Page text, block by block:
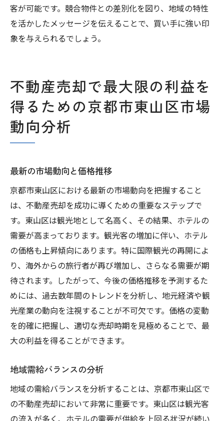
客が可能です。競合物件との差別化を図り、地域の特性
を活かしたメッセージを伝えることで、買い手に強い印
象を与えられるでしょう。
不動産売却で最大限の利益を
得るための京都市東山区市場
動向分析
最新の市場動向と価格推移
京都市東山区における最新の市場動向を把握すること
は、不動産売却を成功に導くための重要なステップで
す。東山区は観光地として名高く、その結果、ホテルの
需要が高まっております。観光客の増加に伴い、ホテル
の価格も上昇傾向にあります。特に国際観光の再開によ
り、海外からの旅行者が再び増加し、さらなる需要が期
待されます。したがって、今後の価格推移を予測するた
めには、過去数年間のトレンドを分析し、地元経済や観
光産業の動向を注視することが不可欠です。価格の変動
を的確に把握し、適切な売却時期を見極めることで、最
大の利益を得ることができます。
地域需給バランスの分析
地域の需給バランスを分析することは、京都市東山区で
の不動産売却において非常に重要です。東山区は観光客